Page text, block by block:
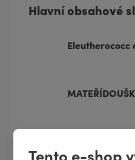
Tento e-shop
Hlavní obsahové